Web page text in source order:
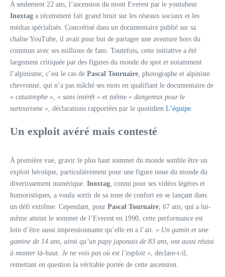
A seulement 22 ans, l’ascension du mont Everest par le youtubeur
Inoxtag a récemment fait grand bruit sur les réseaux sociaux et les
médias spécialisés. Concrétisé dans un documentaire publié sur sa
chaîne YouTube, il avait pour but de partager une aventure hors du
commun avec ses millions de fans. Toutefois, cette initiative a été
largement critiquée par des figures du monde du spot et notamment
l’alpinisme, c’est le cas de Pascal Tournaire, photographe et alpiniste
chevronné, qui n’a pas mâché ses mots en qualifiant le documentaire de
« catastrophe », « sans intérêt » et même « dangereux pour le
surtourisme », déclarations rapportées par le quotidien L’équipe.
Un exploit avéré mais contesté
À première vue, gravir le plus haut sommet du monde semble être un
exploit héroïque, particulièrement pour une figure issue du monde du
divertissement numérique. Inoxtag, connu pour ses vidéos légères et
humoristiques, a voulu sortir de sa zone de confort en se lançant dans
un défi extrême. Cependant, pour Pascal Tournaire, 67 ans, qui a lui-
même atteint le sommet de l’Everest en 1990, cette performance est
loin d’être aussi impressionnante qu’elle en a l’air. « Un gamin et une
gamine de 14 ans, ainsi qu’un papy japonais de 83 ans, ont aussi réussi
à monter là-haut. Je ne vois pas où est l’exploit », déclare-t-il,
remettant en question la véritable portée de cette ascension.